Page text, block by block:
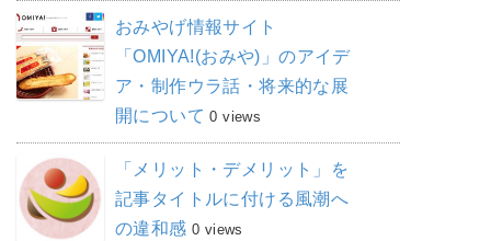
おみやげ情報サイト
「OMIYA!(おみや)」のアイデ
ア・制作ウラ話・将来的な展
開について 0 views
「メリット・デメリット」を
記事タイトルに付ける風潮へ
の違和感 0 views